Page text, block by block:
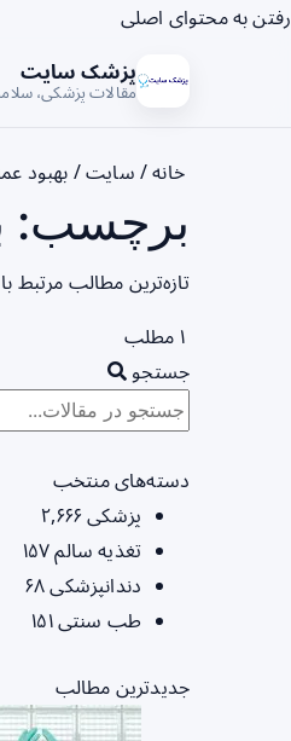
رفتن به محتوای اصلی
پزشک سایت
مقالات پزشکی،
خانه/ سایت/ بهبود
برچسب:
تازه‌ترین مطالب مرتبط
۱ مطلب
جستجو
دسته‌های منتخب
پزشکی۲,۶۶۶
تغذیه سالم۱۵۷
دندانپزشکی۶۸
طب سنتی۱۵۱
جدیدترین مطالب